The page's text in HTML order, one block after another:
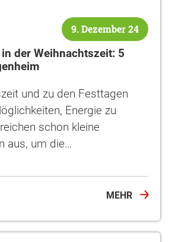
9. Dezember 24
der Weihnachtszeit: 5
und zu den Festtagen
Energie zu
schon kleine
aus, um die…
MEHR